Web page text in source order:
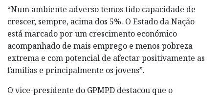
“Num ambiente adverso temos tido capacidade de
crescer, sempre, acima dos 5%. O Estado da Nação
está marcado por um crescimento económico
acompanhado de mais emprego e menos pobreza
extrema e com potencial de afectar positivamente as
famílias e principalmente os jovens”.
O vice-presidente do GPMPD destacou que o